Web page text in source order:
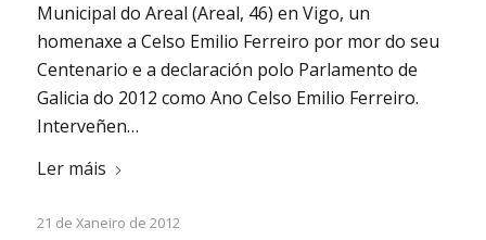
Municipal do Areal (Areal, 46) en Vigo, un
homenaxe a Celso Emilio Ferreiro por mor do seu
Centenario e a declaración polo Parlamento de
Galicia do 2012 como Ano Celso Emilio Ferreiro.
Interveñen…
Ler máis
21 de Xaneiro de 2012